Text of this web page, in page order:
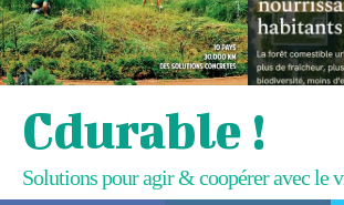
Cdurable !
Solutions pour agir & coopérer avec le